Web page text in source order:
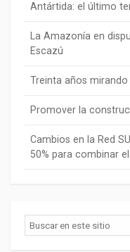
Antártida: el último
La Amazonía en
Escazú
Treinta años
Promover la
Cambios en la Red
50% para combinar
Buscar